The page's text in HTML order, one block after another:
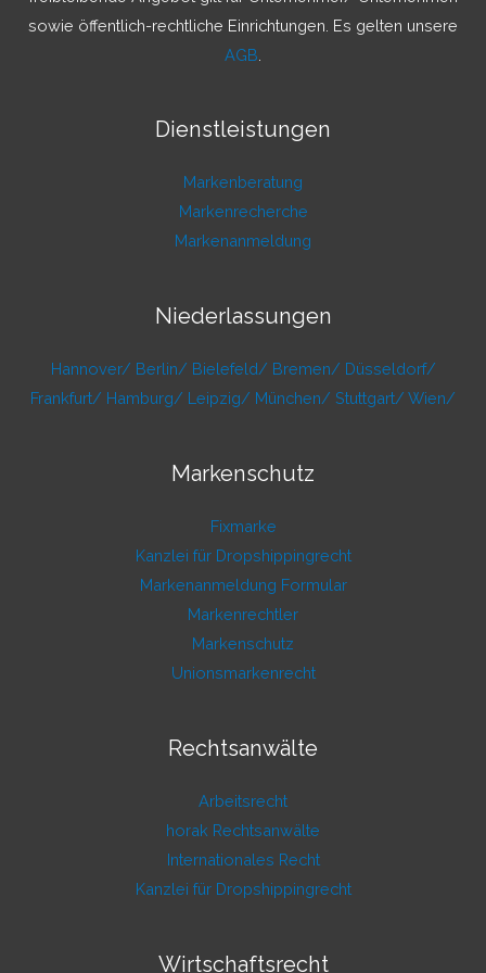
sowie öffentlich-rechtliche Einrichtungen. Es gelten unsere
AGB
Dienstleistungen
Markenberatung
Markenrecherche
Markenanmeldung
Niederlassungen
Hannover/ Berlin/ Bielefeld/ Bremen/ Düsseldorf/
Frankfurt/ Hamburg/ Leipzig/ München/ Stuttgart/ Wien/
Markenschutz
Fixmarke
Kanzlei für Dropshippingrecht
Markenanmeldung Formular
Markenrechtler
Markenschutz
Unionsmarkenrecht
Rechtsanwälte
Arbeitsrecht
horak Rechtsanwälte
Internationales Recht
Kanzlei für Dropshippingrecht
Wirtschaftsrecht